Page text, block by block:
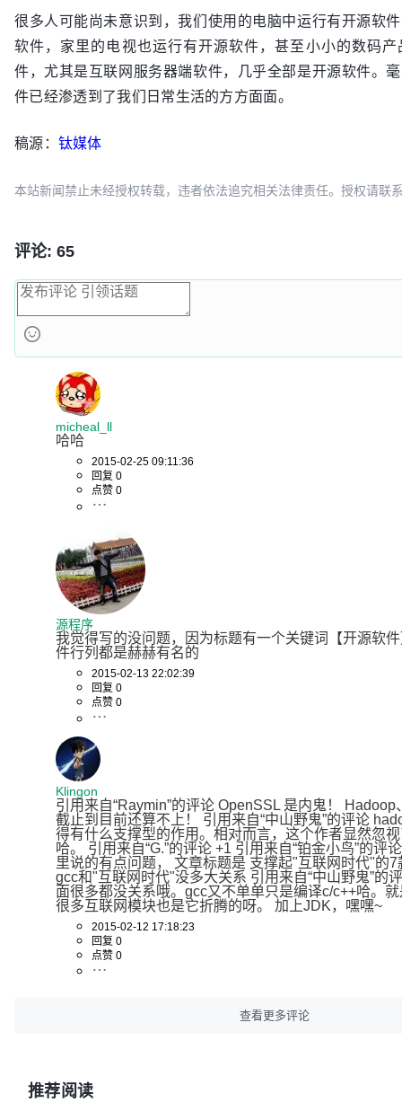
很多人可能尚未意识到，我们使用的电脑中运行有开源软
软件，家里的电视也运行有开源软件，甚至小小的数码
件，尤其是互联网服务器端软件，几乎全部是开源软件。
件已经渗透到了我们日常生活的方方面面。
稿源： 钛媒体
本站新闻禁止未经授权转载，违者依法追究相关法律责任。授权请联
评论: 65
micheal_ll
哈哈
2015-02-25 09:11:36
回复 0
点赞 0
源程序
我觉得写的没问题，因为标题有一个关键词【开源软
件行列都是赫赫有名的
2015-02-13 22:02:39
回复 0
点赞 0
Klingon
引用来自“Raymin”的评论 OpenSSL 是内鬼！
截止到目前还算不上！ 引用来自“中山野鬼”的评论
得有什么支撑型的作用。相对而言，这个作者显然忽
哈。 引用来自“G.”的评论 +1 引用来自“铂金小鸟”的评论
里说的有点问题， 文章标题是 支撑起"互联网时代"的
gcc和"互联网时代"没多大关系 引用来自“中山野鬼”的
面很多都没关系哦。gcc又不单单只是编译c/c++哈。
很多互联网模块也是它折腾的呀。 加上JDK，嘿嘿~
2015-02-12 17:18:23
回复 0
点赞 0
查看更多评论
推荐阅读